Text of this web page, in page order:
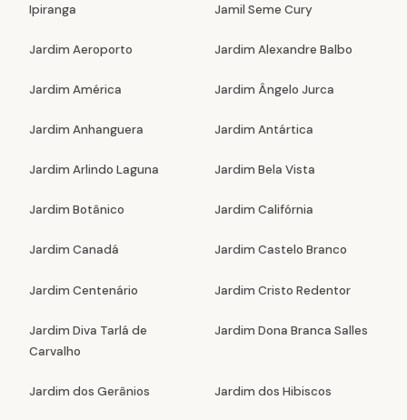
Ipiranga Jamil Seme Cury
Jardim Aeroporto Jardim Alexandre Balbo
Jardim América Jardim Ângelo Jurca
Jardim Anhanguera Jardim Antártica
Jardim Arlindo Laguna Jardim Bela Vista
Jardim Botânico Jardim Califórnia
Jardim Canadá Jardim Castelo Branco
Jardim Centenário Jardim Cristo Redentor
Jardim Diva Tarlá de
Carvalho
Jardim Dona Branca Salles
Jardim dos Gerânios Jardim dos Hibiscos